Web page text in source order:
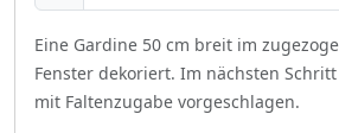
Eine Gardine 50 cm breit im
Fenster dekoriert. Im nächsten
mit Faltenzugabe vorgeschlagen.